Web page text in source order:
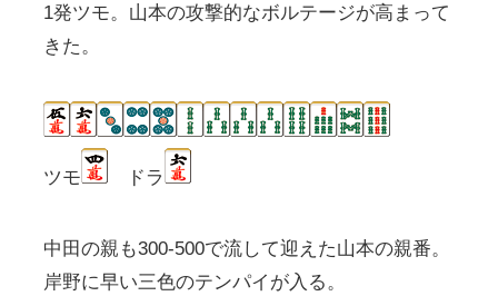
1発ツモ。山本の攻撃的なボルテージが高まって
きた。
ツモ ドラ
中田の親も300-500で流して迎えた山本の親番。
岸野に早い三色のテンパイが入る。